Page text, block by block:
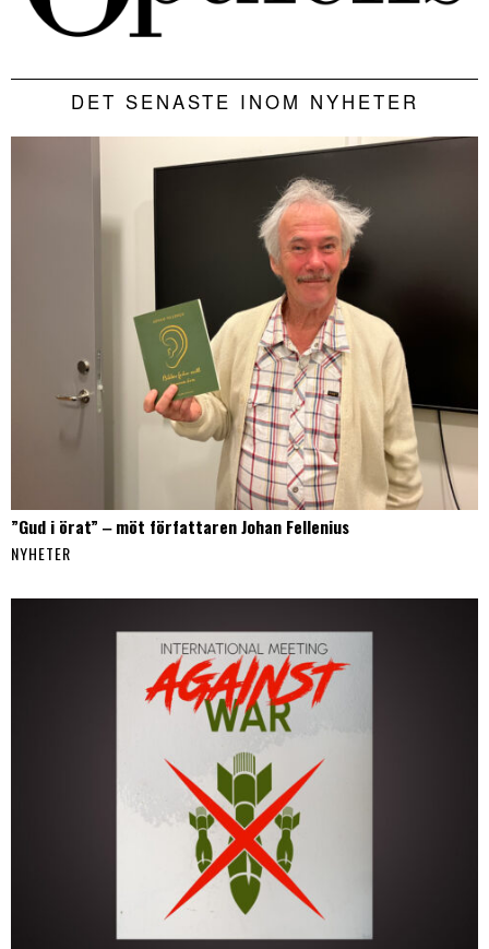
DET SENASTE INOM NYHETER
”Gud i örat” ‒ möt författaren Johan Fellenius
NYHETER